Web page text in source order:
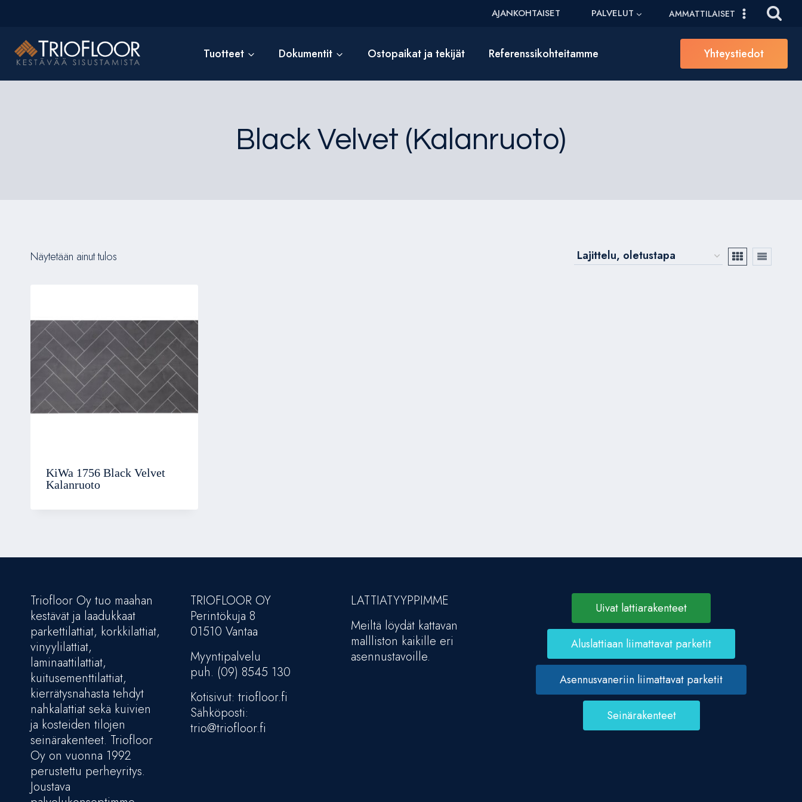
AJANKOHTAISET PALVELUT AMMATTILAISET
Tuotteet Dokumentit Ostopaikat ja tekijät Referenssikohteitamme Yhteystiedot
Black Velvet (Kalanruoto)
Näytetään ainut tulos
KiWa 1756 Black Velvet
Kalanruoto
Triofloor Oy tuo maahan
kestävät ja laadukkaat
parkettilattiat, korkkilattiat,
vinyylilattiat,
laminaattilattiat,
kuitusementtilattiat,
kierrätysnahasta tehdyt
nahkalattiat sekä kuivien
ja kosteiden tilojen
seinärakenteet. Triofloor
Oy on vuonna 1992
perustettu perheyritys.
Joustava
TRIOFLOOR OY
Perintökuja 8
01510 Vantaa
Myyntipalvelu
puh. (09) 8545 130
Kotisivut: triofloor.fi
Sähköposti:
trio@triofloor.fi
LATTIATYYPPIMME
Meiltä löydät kattavan
mallliston kaikille eri
asennustavoille.
Uivat lattiarakenteet
Aluslattiaan liimattavat parketit
Asennusvaneriin liimattavat parketit
Seinärakenteet